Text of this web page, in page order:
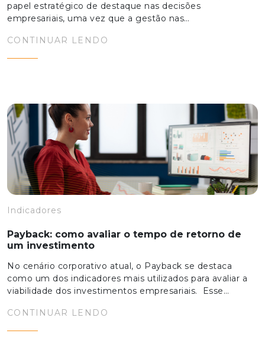
papel estratégico de destaque nas decisões
empresariais, uma vez que a gestão nas…
CONTINUAR LENDO
Indicadores
Payback: como avaliar o tempo de retorno de
um investimento
No cenário corporativo atual, o Payback se destaca
como um dos indicadores mais utilizados para avaliar a
viabilidade dos investimentos empresariais. Esse…
CONTINUAR LENDO